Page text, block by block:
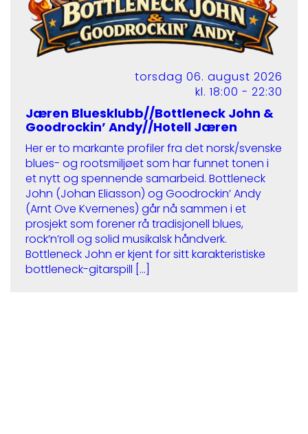
torsdag 06. august 2026
kl. 18:00 - 22:30
Jæren Bluesklubb//Bottleneck John &
Goodrockin’ Andy//Hotell Jæren
Her er to markante profiler fra det norsk/svenske
blues- og rootsmiljøet som har funnet tonen i
et nytt og spennende samarbeid. Bottleneck
John (Johan Eliasson) og Goodrockin’ Andy
(Arnt Ove Kvernenes) går nå sammen i et
prosjekt som forener rå tradisjonell blues,
rock’n’roll og solid musikalsk håndverk.
Bottleneck John er kjent for sitt karakteristiske
bottleneck-gitarspill […]